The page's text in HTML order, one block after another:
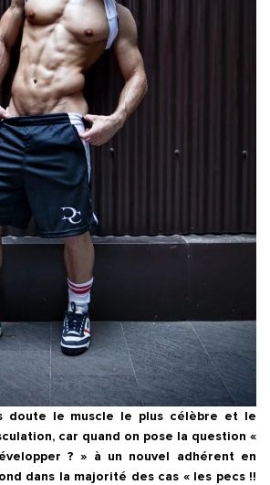
doute le muscle le plus célèbre et le
car quand on pose la question «
? » à un nouvel adhérent en
dans la majorité des cas « les pecs !!